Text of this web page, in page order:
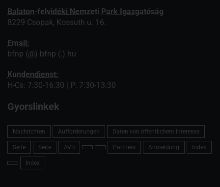
Balaton-felvidéki Nemzeti Park Igazgatóság
8229 Csopak, Kossuth u. 16.
Email:
bfnp (@) bfnp (.) hu
Kundendienst:
H-Cs: 7:30-16:30 | P: 7:30-13:30
Gyorslinkek
Nachrichten Aufforderungen Daten von öffentlichem Interesse
Seite Seite AVB Partners Anmeldung Index
Index